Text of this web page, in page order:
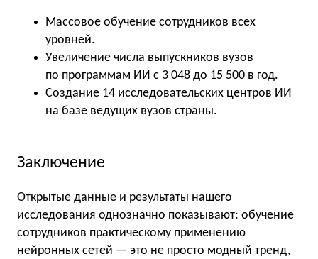
Массовое обучение сотрудников всех
уровней.
Увеличение числа выпускников вузов
по программам ИИ с 3 048 до 15 500 в год.
Создание 14 исследовательских центров ИИ
на базе ведущих вузов страны.
Заключение
Открытые данные и результаты нашего
исследования однозначно показывают: обучение
сотрудников практическому применению
нейронных сетей — это не просто модный тренд,